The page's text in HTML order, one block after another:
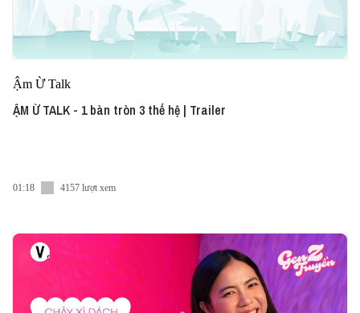
Ậm Ừ Talk
ẬM Ừ TALK - 1 bàn tròn 3 thế hệ | Trailer
01:18 4157 lượt xem